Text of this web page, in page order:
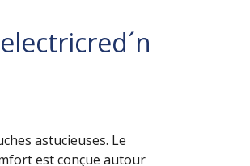
astucieuses. Le
est conçue autour